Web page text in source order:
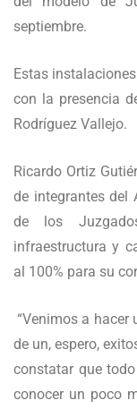
septiembre.
Estas
con la presencia
Rodríguez Vallejo.
Ricardo Ortiz
de integrantes del
de los
infraestructura y
al 100% para su
“Venimos a hacer
de un, espero,
constatar que
conocer un poco